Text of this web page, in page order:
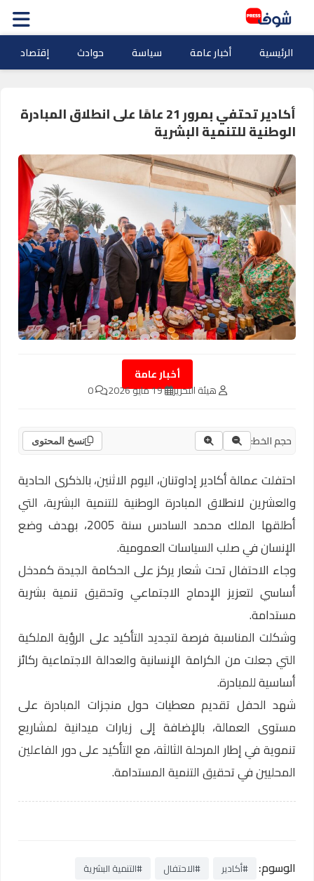
الرئيسية أخبار عامة سياسة حوادث إقتصاد
أكادير تحتفي بمرور 21 عامًا على انطلاق المبادرة
الوطنية للتنمية البشرية
أخبار عامة
هيئة التحرير 19 مايو 2026 0
حجم الخط: نسخ المحتوى
احتفلت عمالة أكادير إداوتنان، اليوم الاثنين، بالذكرى الحادية
والعشرين لانطلاق المبادرة الوطنية للتنمية البشرية، التي
أطلقها الملك محمد السادس سنة 2005، بهدف وضع
الإنسان في صلب السياسات العمومية.
وجاء الاحتفال تحت شعار يركز على الحكامة الجيدة كمدخل
أساسي لتعزيز الإدماج الاجتماعي وتحقيق تنمية بشرية
مستدامة.
وشكلت المناسبة فرصة لتجديد التأكيد على الرؤية الملكية
التي جعلت من الكرامة الإنسانية والعدالة الاجتماعية ركائز
أساسية للمبادرة.
شهد الحفل تقديم معطيات حول منجزات المبادرة على
مستوى العمالة، بالإضافة إلى زيارات ميدانية لمشاريع
تنموية في إطار المرحلة الثالثة، مع التأكيد على دور الفاعلين
المحليين في تحقيق التنمية المستدامة.
الوسوم: #أكادير #الاحتفال #التنمية البشرية